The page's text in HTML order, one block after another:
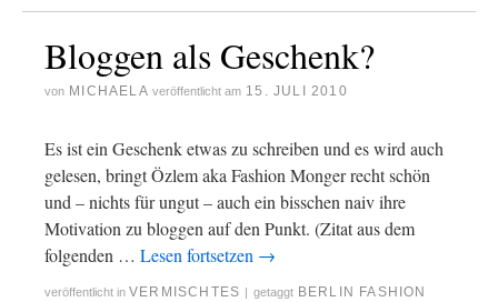
Bloggen als Geschenk?
von MICHAELA veröffentlicht am 15. JULI 2010
Es ist ein Geschenk etwas zu schreiben und es wird auch
gelesen, bringt Özlem aka Fashion Monger recht schön
und – nichts für ungut – auch ein bisschen naiv ihre
Motivation zu bloggen auf den Punkt. (Zitat aus dem
folgenden … Lesen fortsetzen →
veröffentlicht in VERMISCHTES | getaggt BERLIN FASHION